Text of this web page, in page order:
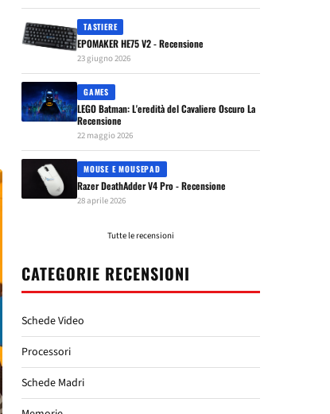
TASTIERE
EPOMAKER HE75 V2 - Recensione
23 giugno 2026
GAMES
LEGO Batman: L'eredità del Cavaliere Oscuro La
Recensione
22 maggio 2026
MOUSE E MOUSEPAD
Razer DeathAdder V4 Pro - Recensione
28 aprile 2026
Tutte le recensioni
CATEGORIE RECENSIONI
Schede Video
Processori
Schede Madri